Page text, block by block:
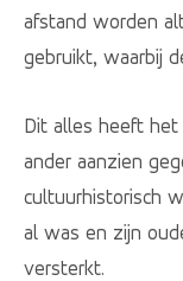
afstand worden
gebruikt, waarbij
Dit alles heeft het
ander aanzien
cultuurhistorisch
al was en zijn
versterkt.